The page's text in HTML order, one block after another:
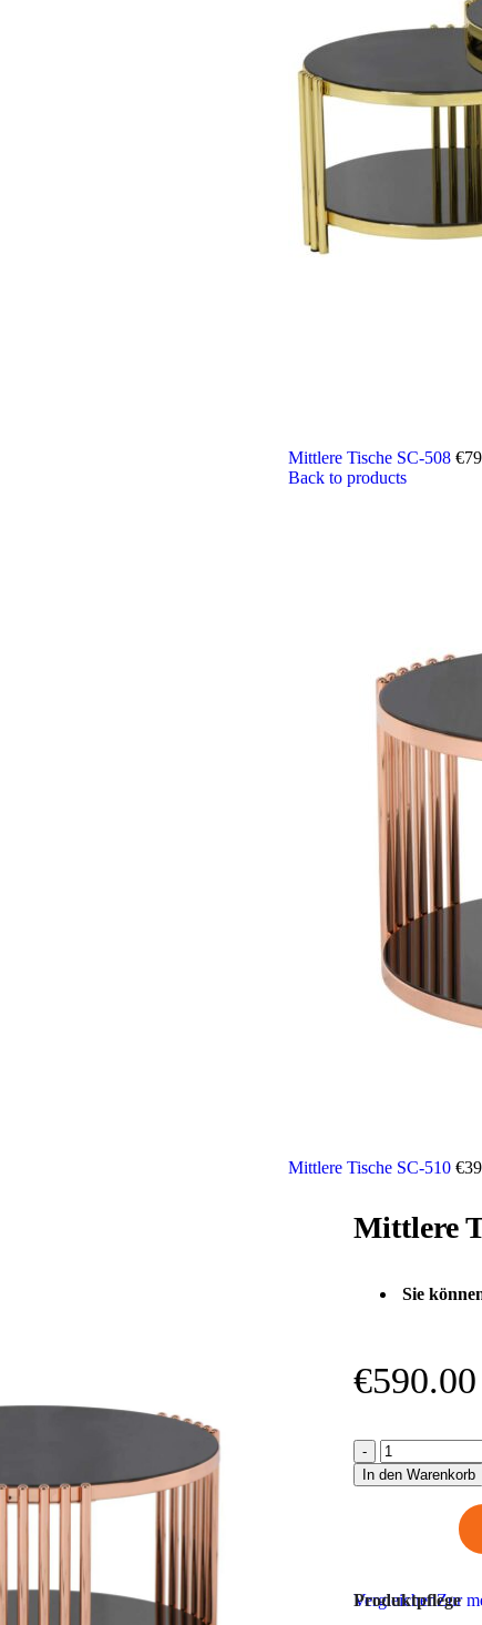
Mittlere Tische SC-508 €
Back to products
Mittlere Tische SC-510 €
Mittlere
Sie
€590.00
In den Warenkorb
VergleichenZur
Produktpflege